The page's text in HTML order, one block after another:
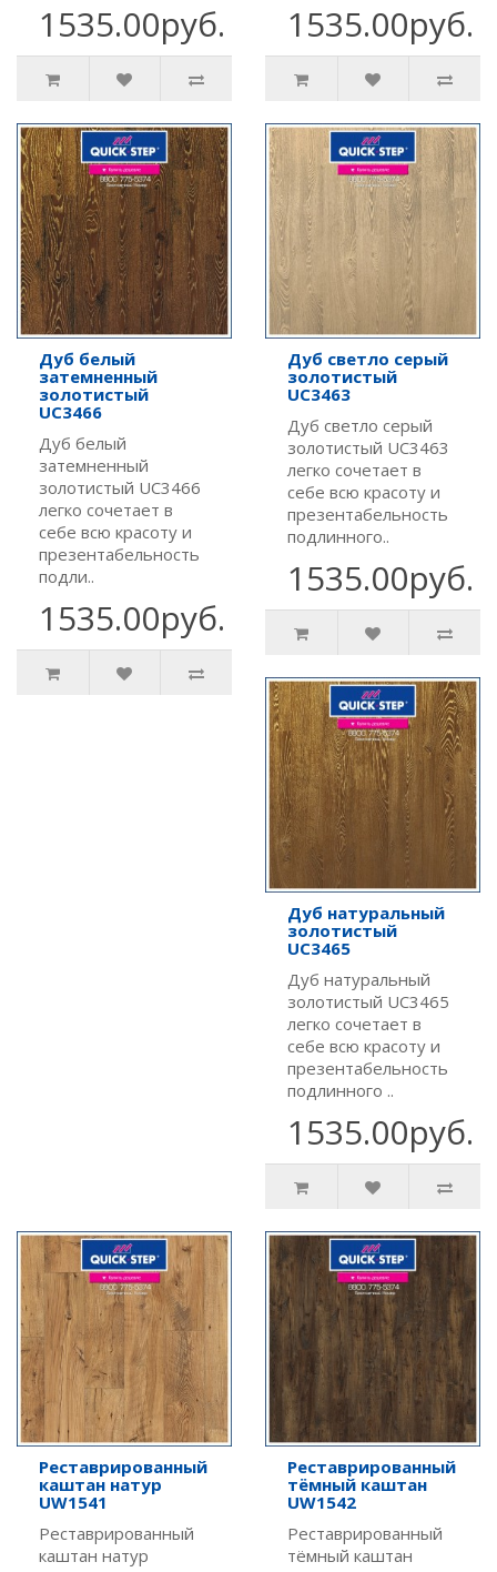
1535.00руб. 1535.00руб.
Дуб белый
затемненный
золотистый
UC3466
Дуб белый
затемненный
золотистый UC3466
легко сочетает в
себе всю красоту и
презентабельность
подли..
1535.00руб.
Дуб светло серый
золотистый
UC3463
Дуб светло серый
золотистый UC3463
легко сочетает в
себе всю красоту и
презентабельность
подлинного..
1535.00руб.
Дуб натуральный
золотистый
UC3465
Дуб натуральный
золотистый UC3465
легко сочетает в
себе всю красоту и
презентабельность
подлинного ..
1535.00руб.
Реставрированный
каштан натур
UW1541
Реставрированный
каштан натур
Реставрированный
тёмный каштан
UW1542
Реставрированный
тёмный каштан